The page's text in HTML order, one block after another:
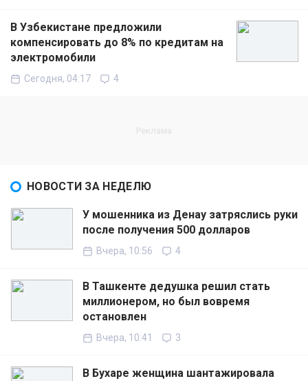
В Узбекистане предложили
компенсировать до 8% по кредитам на
электромобили
Сегодня, 04:17 4
НОВОСТИ ЗА НЕДЕЛЮ
У мошенника из Денау затряслись руки
после получения 500 долларов
Вчера, 10:56 4
В Ташкенте дедушка решил стать
миллионером, но был вовремя
остановлен
Вчера, 10:41 3
В Бухаре женщина шантажировала